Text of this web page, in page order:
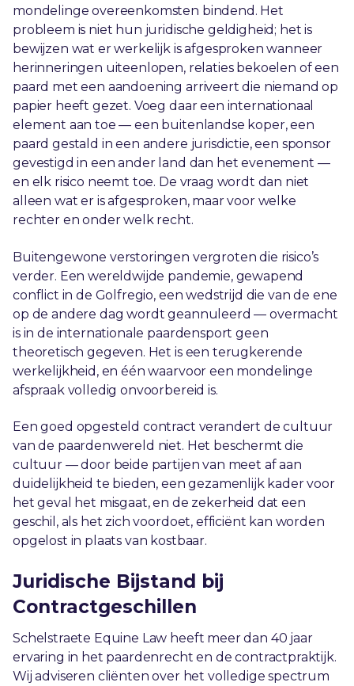
mondelinge overeenkomsten bindend. Het
probleem is niet hun juridische geldigheid; het is
bewijzen wat er werkelijk is afgesproken wanneer
herinneringen uiteenlopen, relaties bekoelen of een
paard met een aandoening arriveert die niemand op
papier heeft gezet. Voeg daar een internationaal
element aan toe — een buitenlandse koper, een
paard gestald in een andere jurisdictie, een sponsor
gevestigd in een ander land dan het evenement —
en elk risico neemt toe. De vraag wordt dan niet
alleen wat er is afgesproken, maar voor welke
rechter en onder welk recht.
Buitengewone verstoringen vergroten die risico’s
verder. Een wereldwijde pandemie, gewapend
conflict in de Golfregio, een wedstrijd die van de ene
op de andere dag wordt geannuleerd — overmacht
is in de internationale paardensport geen
theoretisch gegeven. Het is een terugkerende
werkelijkheid, en één waarvoor een mondelinge
afspraak volledig onvoorbereid is.
Een goed opgesteld contract verandert de cultuur
van de paardenwereld niet. Het beschermt die
cultuur — door beide partijen van meet af aan
duidelijkheid te bieden, een gezamenlijk kader voor
het geval het misgaat, en de zekerheid dat een
geschil, als het zich voordoet, efficiënt kan worden
opgelost in plaats van kostbaar.
Juridische Bijstand bij
Contractgeschillen
Schelstraete Equine Law heeft meer dan 40 jaar
ervaring in het paardenrecht en de contractpraktijk.
Wij adviseren cliënten over het volledige spectrum